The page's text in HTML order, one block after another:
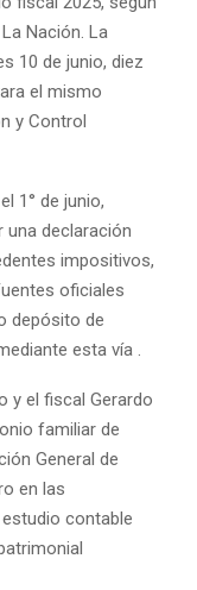
Nación. La
10 de junio, diez
el mismo
y Control
1° de junio,
declaración
impositivos,
oficiales
depósito de
esta vía .
y el fiscal Gerardo
familiar de
General de
en las
contable